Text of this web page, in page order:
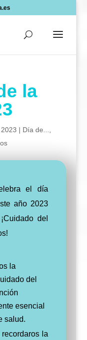
la
| Día de...
el día
año 2023
del
la
del
esencial
salud.
recordaros la